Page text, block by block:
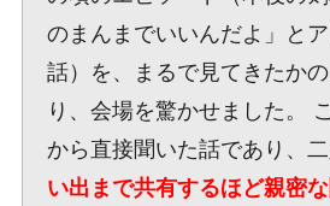
のまんまでいいんだよ」と
話）を、まるで見てきたか
り、会場を驚かせました。
から直接聞いた話であり、
い出まで共有するほど親密